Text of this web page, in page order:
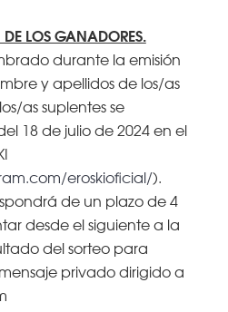
LOS GANADORES.
durante la emisión
y apellidos de los/as
as suplentes se
18 de julio de 2024 en el
eroskioficial/).
de un plazo de 4
desde el siguiente a la
del sorteo para
privado dirigido a